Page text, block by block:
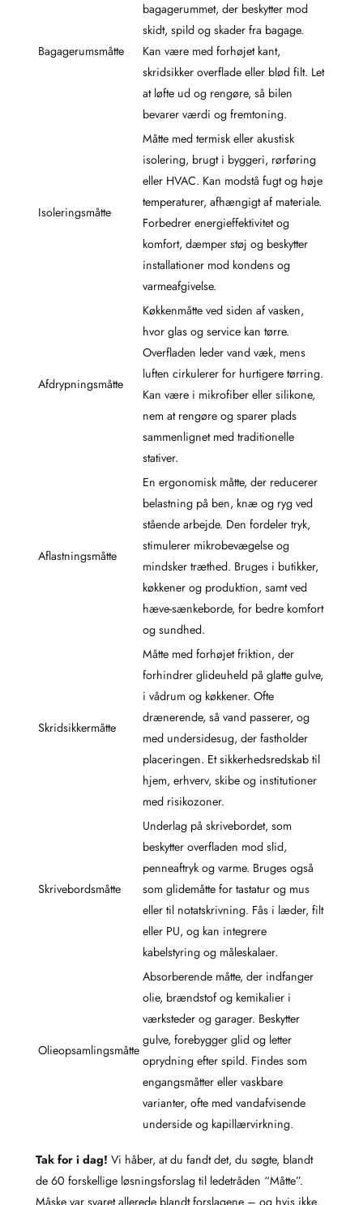
Bagagerumsmåtte
bagagerummet, der beskytter mod
skidt, spild og skader fra bagage.
Kan være med forhøjet kant,
skridsikker overflade eller blød filt. Let
at løfte ud og rengøre, så bilen
bevarer værdi og fremtoning.
Isoleringsmåtte
Måtte med termisk eller akustisk
isolering, brugt i byggeri, rørføring
eller HVAC. Kan modstå fugt og høje
temperaturer, afhængigt af materiale.
Forbedrer energieffektivitet og
komfort, dæmper støj og beskytter
installationer mod kondens og
varmeafgivelse.
Afdrypningsmåtte
Køkkenmåtte ved siden af vasken,
hvor glas og service kan tørre.
Overfladen leder vand væk, mens
luften cirkulerer for hurtigere tørring.
Kan være i mikrofiber eller silikone,
nem at rengøre og sparer plads
sammenlignet med traditionelle
stativer.
Aflastningsmåtte
En ergonomisk måtte, der reducerer
belastning på ben, knæ og ryg ved
stående arbejde. Den fordeler tryk,
stimulerer mikrobevægelse og
mindsker træthed. Bruges i butikker,
køkkener og produktion, samt ved
hæve-sænkeborde, for bedre komfort
og sundhed.
Skridsikkermåtte
Måtte med forhøjet friktion, der
forhindrer glideuheld på glatte gulve,
i vådrum og køkkener. Ofte
drænerende, så vand passerer, og
med undersidesug, der fastholder
placeringen. Et sikkerhedsredskab til
hjem, erhverv, skibe og institutioner
med risikozoner.
Skrivebordsmåtte
Underlag på skrivebordet, som
beskytter overfladen mod slid,
penneaftryk og varme. Bruges også
som glidemåtte for tastatur og mus
eller til notatskrivning. Fås i læder, filt
eller PU, og kan integrere
kabelstyring og måleskalaer.
Olieopsamlingsmåtte
Absorberende måtte, der indfanger
olie, brændstof og kemikalier i
værksteder og garager. Beskytter
gulve, forebygger glid og letter
oprydning efter spild. Findes som
engangsmåtter eller vaskbare
varianter, ofte med vandafvisende
underside og kapillærvirkning.
Tak for i dag! Vi håber, at du fandt det, du søgte, blandt
de 60 forskellige løsningsforslag til ledetråden “Måtte”.
Måske var svaret allerede blandt forslagene – og hvis ikke,